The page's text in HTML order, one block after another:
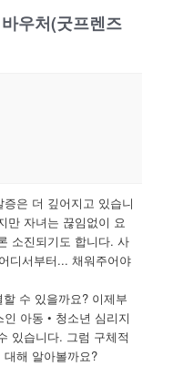
우처(굿프렌즈
은 더 깊어지고 있습니
만 자녀는 끊임없이 요
소진되기도 합니다. 사
디서부터... 채워주어야
수 있을까요? 이제부
아동 • 청소년 심리지
있습니다. 그럼 구체적
대해 알아볼까요?